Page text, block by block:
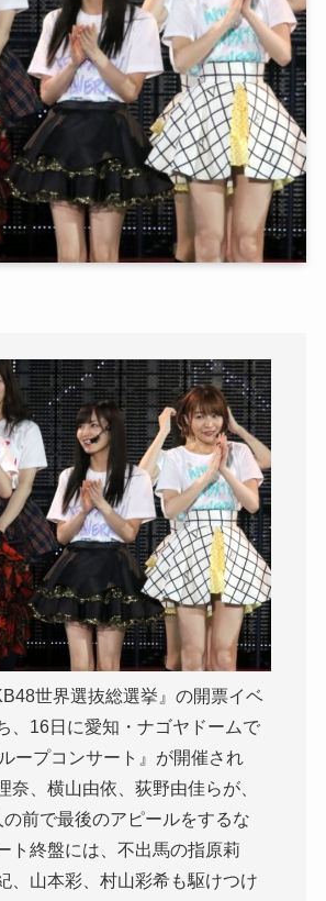
世界選抜総選挙』の開票イベ
、16日に愛知・ナゴヤドームで
ープコンサート』が開催され
奈、横山由依、荻野由佳らが、
前で最後のアピールをするな
ト終盤には、不出馬の指原莉
、山本彩、村山彩希も駆けつけ